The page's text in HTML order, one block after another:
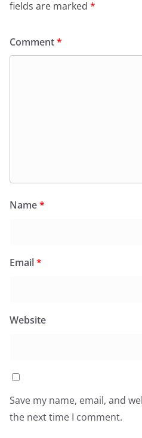
fields are marked *
Comment*
Name*
Email*
Website
Save my name, email, and
the next time I comment.